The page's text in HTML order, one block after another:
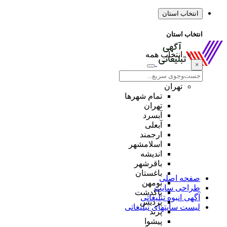
انتخاب استان
انتخاب استان
انتخاب همه
×
تهران
تمام شهر‌ها
تهران
آبسرد
آبعلی
ارجمند
اسلامشهر
اندیشه
باقرشهر
باغستان
بومهن
پاکدشت
پردیس
پرند
پیشوا
صفحه اصلی
طراحی سایت
آگهی انبوه تبلیغاتی
لیست سایتهای تبلیغاتی